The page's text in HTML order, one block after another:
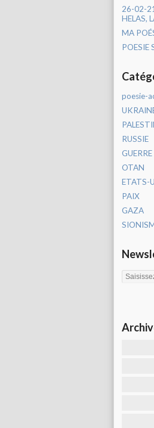
26-02-
HELAS,
MA
POESIE
poesie-
RUSSIE
GUERRE
OTAN
ETATS-
PAIX
GAZA